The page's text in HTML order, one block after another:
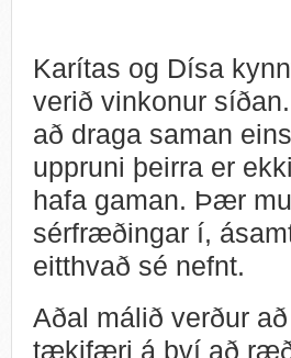
Karítas og Dísa
verið vinkonur
að draga saman
uppruni þeirra er
hafa gaman. Þær
sérfræðingar í,
eitthvað sé nefnt.
Aðal málið verður
tækifæri á því að